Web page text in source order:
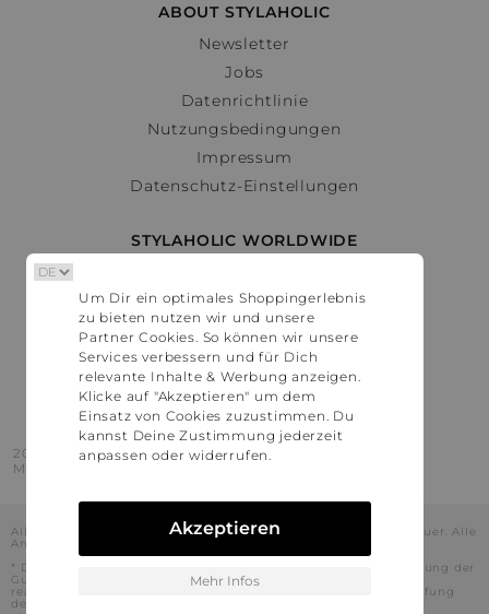
ABOUT STYLAHOLIC
Newsletter
Jobs
Datenrichtlinie
Nutzungsbedingungen
Impressum
Datenschutz-Einstellungen
STYLAHOLIC WORLDWIDE
Österreich
Schweiz
France
United States
2016 - 2026 © Stylaholic.
Made for you with love in munich.
Alle Preise inkl. der jeweils geltenden gesetzlichen Mehrwertsteuer. Alle
Angaben ohne Gewähr.
* Die angezeigten Preise beinhalten Rabatte, die durch die Nutzung der
Gutschein-Codes auf den Seiten unserer Partner voraussichtlich
realisiert werden können. Stylaholic führt keine vollständige Prüfung
der Gutschein-Codes durch und es kann daher in Einzelfällen
Um Dir ein optimales Shoppingerlebnis
zu bieten nutzen wir und unsere
Partner Cookies. So können wir unsere
Services verbessern und für Dich
relevante Inhalte & Werbung anzeigen.
Klicke auf "Akzeptieren" um dem
Einsatz von Cookies zuzustimmen. Du
kannst Deine Zustimmung jederzeit
anpassen oder widerrufen.
Akzeptieren
Mehr Infos